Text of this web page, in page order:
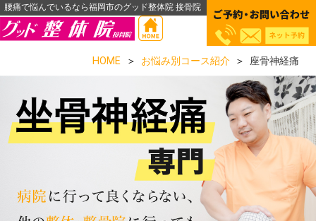
腰痛で悩んでいるなら福岡市のグッド整体院 接骨院
HOME お悩み別コース紹介 座骨神経痛